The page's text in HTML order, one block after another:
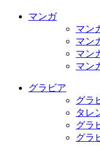
マンガ
マン
マン
マン
マン
グラビア
グラ
タレ
グラ
グラ